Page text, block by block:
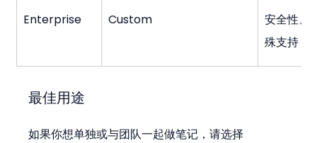
Enterprise Custom
安全性、
殊支持
最佳用途
如果你想单独或与团队一起做笔记，请选择